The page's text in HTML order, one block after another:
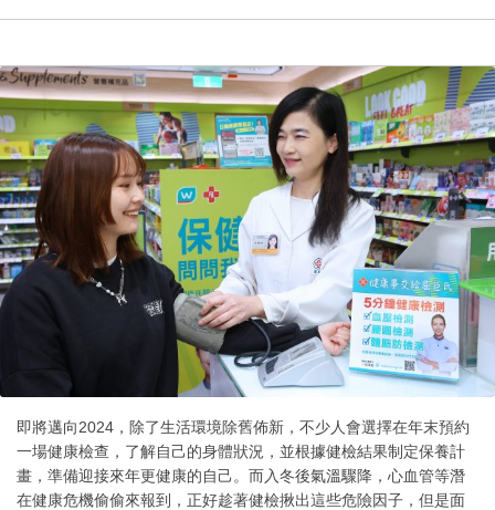
即將邁向2024，除了生活環境除舊佈新，不少人會選擇在年末預約
一場健康檢查，了解自己的身體狀況，並根據健檢結果制定保養計
畫，準備迎接來年更健康的自己。而入冬後氣溫驟降，心血管等潛
在健康危機偷偷來報到，正好趁著健檢揪出這些危險因子，但是面